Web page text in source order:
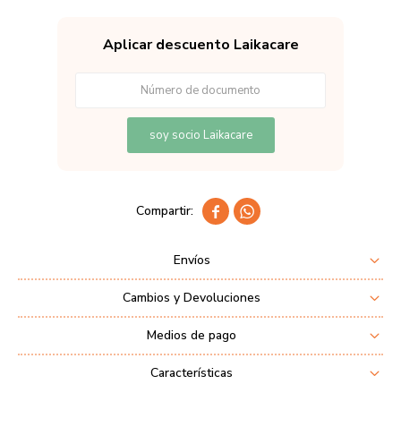
Aplicar descuento Laikacare
soy socio Laikacare
 
Envíos
Cambios y Devoluciones
Medios de pago
Características